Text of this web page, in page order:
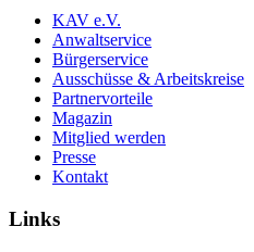
KAV e.V.
Anwaltservice
Bürgerservice
Ausschüsse & Arbeitskreise
Partnervorteile
Magazin
Mitglied werden
Presse
Kontakt
Links